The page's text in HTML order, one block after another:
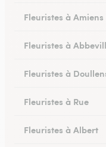
Fleuristes à Amiens
Fleuristes à
Fleuristes à
Fleuristes à Rue
Fleuristes à Albert